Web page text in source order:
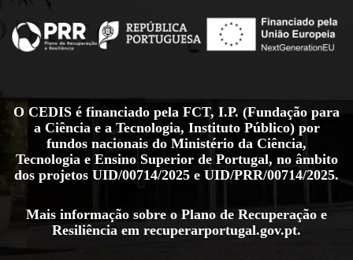
O CEDIS é financiado pela FCT, I.P. (Fundação para
a Ciência e a Tecnologia, Instituto Público) por
fundos nacionais do Ministério da Ciência,
Tecnologia e Ensino Superior de Portugal, no âmbito
dos projetos UID/00714/2025 e UID/PRR/00714/2025.
Mais informação sobre o Plano de Recuperação e
Resiliência em recuperarportugal.gov.pt.